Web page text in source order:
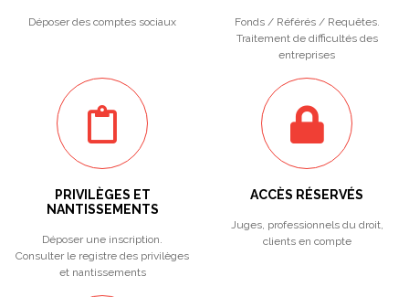
Déposer des comptes sociaux
Fonds / Référés / Requêtes.
Traitement de difficultés des
entreprises
PRIVILÈGES ET
NANTISSEMENTS
Déposer une inscription.
Consulter le registre des privilèges
et nantissements
ACCÈS RÉSERVÉS
Juges, professionnels du droit,
clients en compte